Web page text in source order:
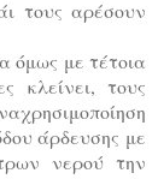
τους αρέσουν
όμως με τέτοια
κλείνει, τους
άρδευσης με
νερού την